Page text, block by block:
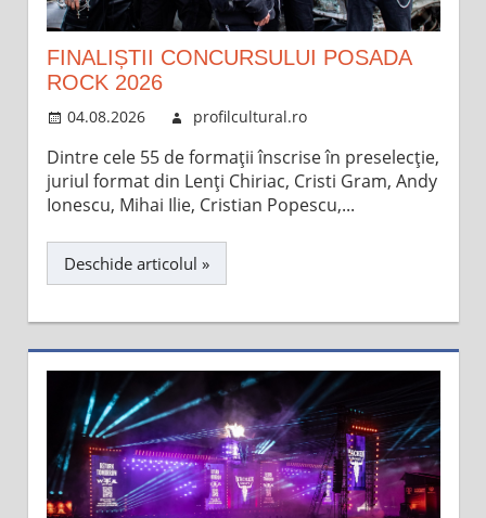
FINALIȘTII CONCURSULUI POSADA
ROCK 2026
04.08.2026 profilcultural.ro
Dintre cele 55 de formații înscrise în preselecție,
juriul format din Lenți Chiriac, Cristi Gram, Andy
Ionescu, Mihai Ilie, Cristian Popescu,...
Deschide articolul »